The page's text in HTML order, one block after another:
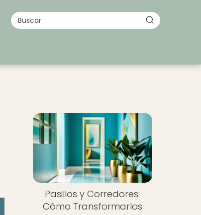
Pasillos y Corredores:
Cómo Transformarlos